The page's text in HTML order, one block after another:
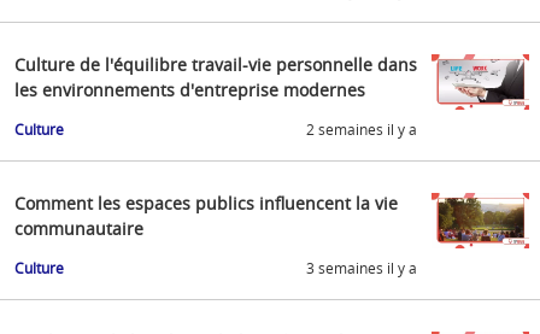
Culture de l'équilibre travail-vie personnelle dans
les environnements d'entreprise modernes
Culture 2 semaines il y a
Comment les espaces publics influencent la vie
communautaire
Culture 3 semaines il y a